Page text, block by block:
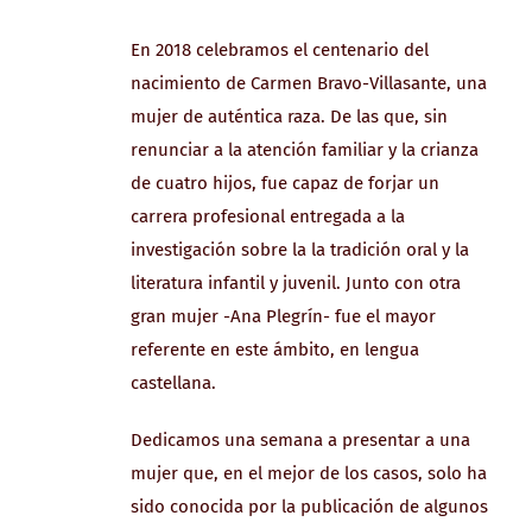
En 2018 celebramos el centenario del
nacimiento de Carmen Bravo-Villasante, una
mujer de auténtica raza. De las que, sin
renunciar a la atención familiar y la crianza
de cuatro hijos, fue capaz de forjar un
carrera profesional entregada a la
investigación sobre la la tradición oral y la
literatura infantil y juvenil. Junto con otra
gran mujer -Ana Plegrín- fue el mayor
referente en este ámbito, en lengua
castellana.
Dedicamos una semana a presentar a una
mujer que, en el mejor de los casos, solo ha
sido conocida por la publicación de algunos